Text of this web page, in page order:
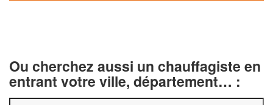
Ou cherchez aussi un chauffagiste en
entrant votre ville, département… :